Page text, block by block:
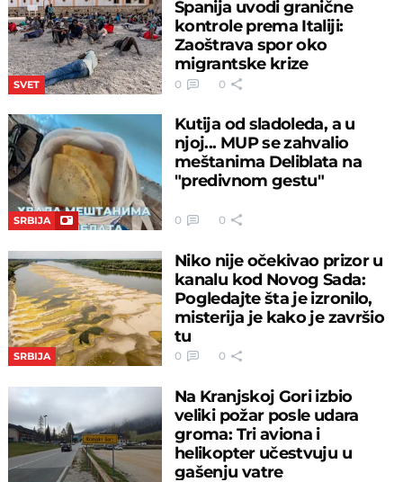
SVET
Španija uvodi granične
kontrole prema Italiji:
Zaoštrava spor oko
migrantske krize
0 0
SRBIJA
Kutija od sladoleda, a u
njoj... MUP se zahvalio
meštanima Deliblata na
"predivnom gestu"
0 0
SRBIJA
Niko nije očekivao prizor u
kanalu kod Novog Sada:
Pogledajte šta je izronilo,
misterija je kako je završio
tu
0 0
Na Kranjskoj Gori izbio
veliki požar posle udara
groma: Tri aviona i
helikopter učestvuju u
gašenju vatre